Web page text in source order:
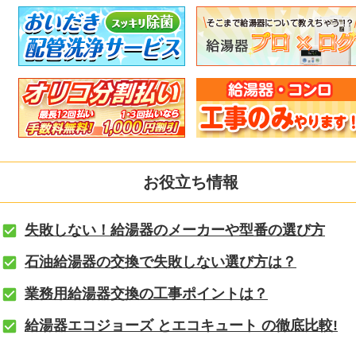
お役立ち情報
失敗しない！給湯器のメーカーや型番の選び方
石油給湯器の交換で失敗しない選び方は？
業務用給湯器交換の工事ポイントは？
給湯器エコジョーズ とエコキュート の徹底比較!